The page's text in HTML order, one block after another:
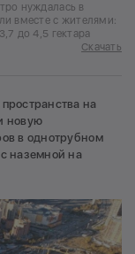
нуждалась в
вместе с жителями:
до 4,5 гектара
Скачать
на
новую
в однотрубном
наземной на